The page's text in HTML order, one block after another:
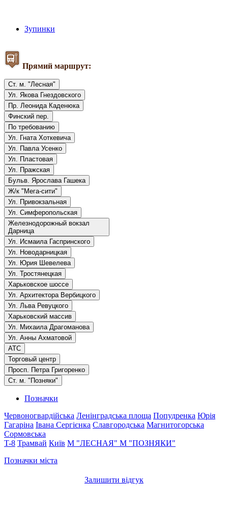
Зупинки
Прямий маршрут:
Ст. м. "Лесная"
Ул. Якова Гнездовского
Пр. Леонида Каденюка
Финский пер.
По требованию
Ул. Гната Хоткевича
Ул. Павла Усенко
Ул. Пластовая
Ул. Пражская
Бульв. Ярослава Гашека
Ж/к "Мега-сити"
Ул. Привокзальная
Ул. Симферопольская
Железнодорожный вокзал
Дарница
Ул. Исмаила Гаспринского
Ул. Новодарницкая
Ул. Юрия Шевелева
Ул. Тростянецкая
Харьковское шоссе
Ул. Архитектора Вербицкого
Ул. Льва Ревуцкого
Харьковский массив
Ул. Михаила Драгоманова
Ул. Анны Ахматовой
АТС
Торговый центр
Просп. Петра Григоренко
Ст. м. "Позняки"
Позначки
Червоногвардійська Ленінградська площа Попудренка Юрія
Гагаріна Івана Сергієнка Славгородська Магнитогорська
Сормовська
T-8 Трамвай Київ М "ЛЕСНАЯ" М "ПОЗНЯКИ"
Позначки міста
Залишити відгук